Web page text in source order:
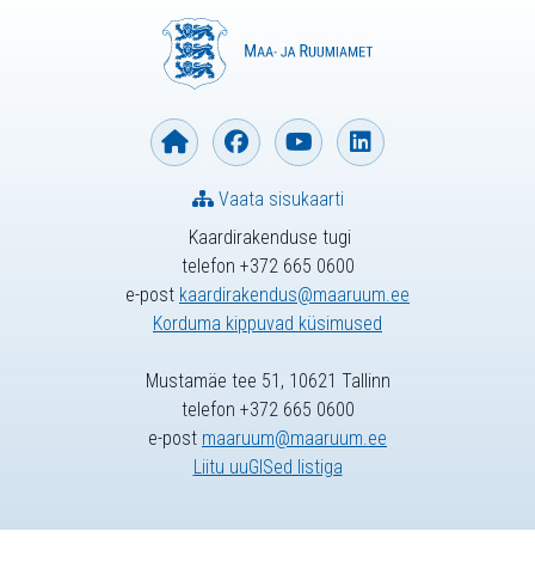
Kaardirakenduse tugi
telefon +372 665 0600
e-post kaardirakendus@maaruum.ee
Korduma kippuvad küsimused
Vaata sisukaarti
Mustamäe tee 51, 10621 Tallinn
telefon +372 665 0600
e-post maaruum@maaruum.ee
Liitu uuGISed listiga